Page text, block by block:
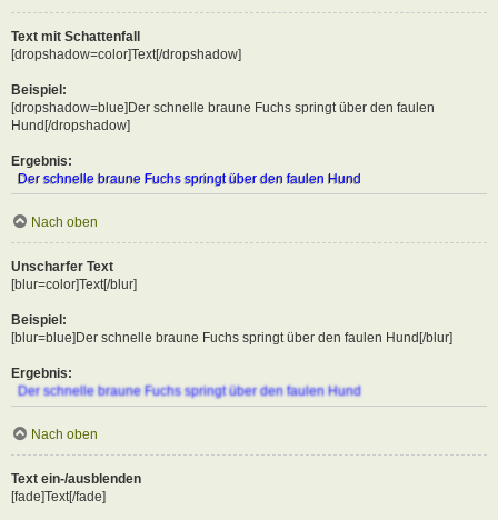
Text mit Schattenfall
[dropshadow=color]Text[/dropshadow]
Beispiel:
[dropshadow=blue]Der schnelle braune Fuchs springt über den faulen
Hund[/dropshadow]
Ergebnis:
Der schnelle braune Fuchs springt über den faulen Hund
Nach oben
Unscharfer Text
[blur=color]Text[/blur]
Beispiel:
[blur=blue]Der schnelle braune Fuchs springt über den faulen Hund[/blur]
Ergebnis:
Der schnelle braune Fuchs springt über den faulen Hund
Nach oben
Text ein-/ausblenden
[fade]Text[/fade]